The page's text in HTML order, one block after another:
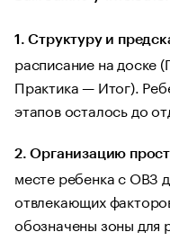
1. Структуру и
расписание на доске
Практика — Итог).
этапов осталось до
2. Организацию
месте ребенка с ОВЗ
отвлекающих
обозначены зоны для